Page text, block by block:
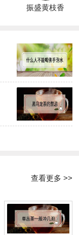
振盛黄枝香
查看更多 >>